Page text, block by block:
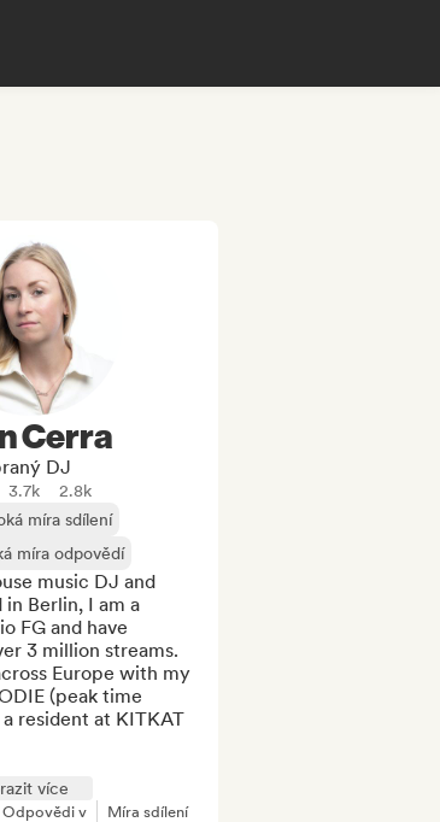
Cerra
DJ
3.7k
2.8k
míra sdílení
míra odpovědí
music DJ and
Berlin, I am a
FG and have
3 million streams.
Europe with my
(peak time
resident at KITKAT
více
Odpovědi v Míra sdílení